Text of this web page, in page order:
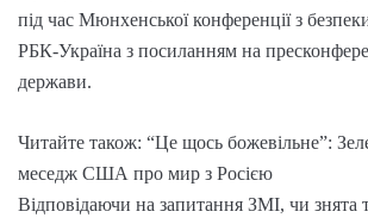
під час Мюнхенської конференції з
РБК-Україна з посиланням на
держави.
Читайте також: “Це щось божевільне”:
меседж США про мир з Росією
Відповідаючи на запитання ЗМІ, чи знята